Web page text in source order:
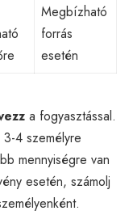
Megbízható
forrás
esetén
a fogyasztással.
4 személyre
mennyiségre van
esetén, számolj